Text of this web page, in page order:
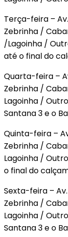
Terça-feira –
Zebrinha /
/Lagoinha /
até o final do
Quarta-feira –
Zebrinha /
Lagoinha /
Santana 3 e o
Quinta-feira –
Zebrinha /
Lagoinha /
o final do
Sexta-feira –
Zebrinha /
Lagoinha /
Santana 3 e o